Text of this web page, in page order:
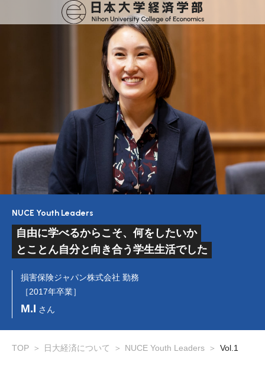
NUCE Youth Leaders
自由に学べるからこそ、何をしたいか
とことん自分と向き合う学生生活でした
損害保険ジャパン株式会社 勤務
［2017年卒業］
M.I さん
TOP 日大経済について NUCE Youth Leaders Vol.1